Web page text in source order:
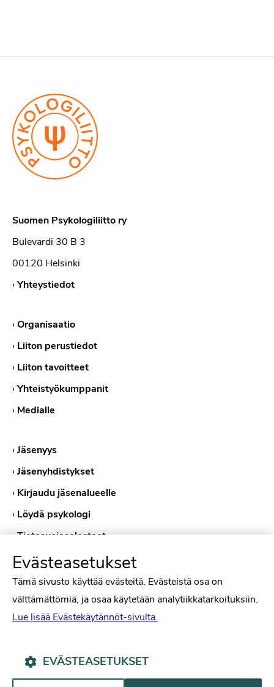
Suomen Psykologiliitto ry
Bulevardi 30 B 3
00120 Helsinki
›Yhteystiedot
›Organisaatio
› Liiton perustiedot
› Liiton tavoitteet
›Yhteistyökumppanit
› Medialle
›Jäsenyys
›Jäsenyhdistykset
› Kirjaudu jäsenalueelle
› Löydä psykologi
›Tietosuojaselosteet
›Evästekäytännöt
Evästeasetukset
Tämä sivusto käyttää evästeitä. Evästeistä osa on
välttämättömiä, ja osaa käytetään analytiikkatarkoituksiin.
Lue lisää Evästekäytännöt-sivulta.
EVÄSTEASETUKSET